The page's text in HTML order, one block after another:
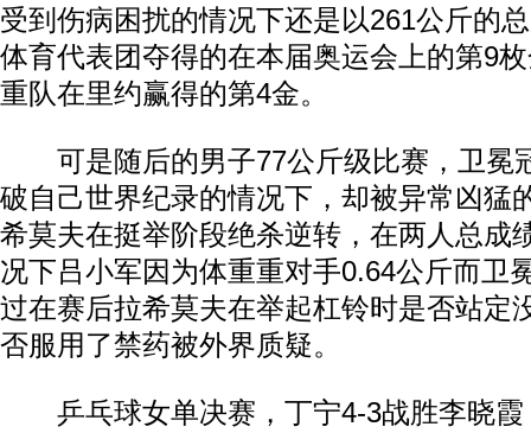
受到伤病困扰的情况下还是以261公斤的
体育代表团夺得的在本届奥运会上的第9
重队在里约赢得的第4金。
可是随后的男子77公斤级比赛，卫冕
破自己世界纪录的情况下，却被异常凶猛
希莫夫在挺举阶段绝杀逆转，在两人总成
况下吕小军因为体重重对手0.64公斤而卫
过在赛后拉希莫夫在举起杠铃时是否站定
否服用了禁药被外界质疑。
乒乓球女单决赛，丁宁4-3战胜李晓霞